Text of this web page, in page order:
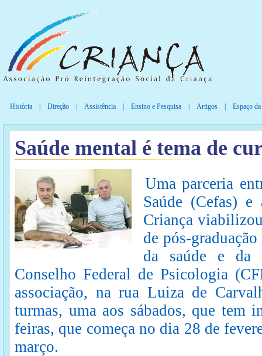
História Direção Assistência Ensino e Pesquisa Artigos Espaço
Saúde mental é tema de
Uma parceria
Saúde (Cefas) e
Criança
de pós-
da saúde e da
Conselho Federal de Psicologia
associação, na rua Luiza de
turmas, uma aos sábados, que tem
feiras, que começa no dia 28 de
março.